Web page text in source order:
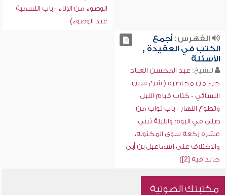
الوضوء من الإناء - باب التسمية
عند الوضوء)
الفهرس:أجمع
الكتب في العقيدة ,
الأسئلة
للشيخ: عبد المحسن العباد
جزء من محاضرة ( شرح سنن
النسائي - كتاب قيام الليل
وتطوع النهار - باب ثواب من
صلى في اليوم والليلة ثنتي
عشرة ركعة سوى المكتوبة،
والاختلاف على إسماعيل بن أبي
خالد فيه [2])
مكتبتك الصوتية